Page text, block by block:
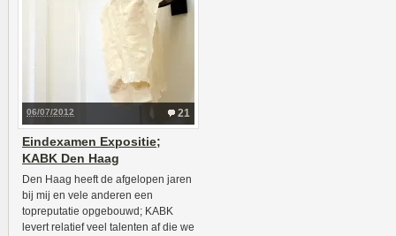
21
06/07/2012
Eindexamen Expositie;
KABK Den Haag
Den Haag heeft de afgelopen jaren
bij mij en vele anderen een
topreputatie opgebouwd; KABK
levert relatief veel talenten af die we